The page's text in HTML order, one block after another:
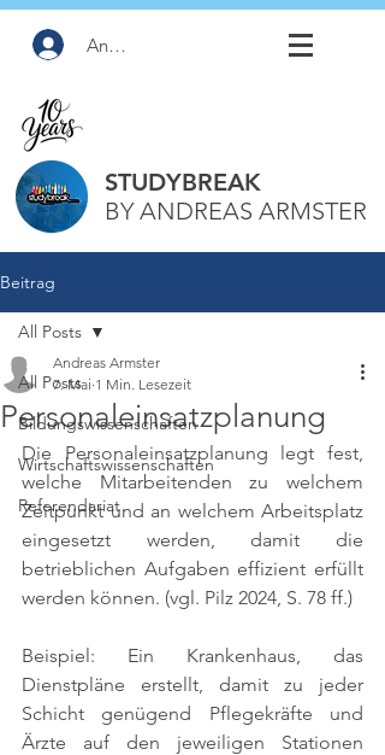
Anmelden
STUDYBREAK
BY ANDREAS ARMSTER
Beitrag
All Posts
Bildungswissenschaften
Wirtschaftswissenschaften
Referendariat
All Posts
Personaleinsatzplanung
Andreas Armster
7. Mai 1 Min. Lesezeit
Die Personaleinsatzplanung legt fest,
welche Mitarbeitenden zu welchem
Zeitpunkt und an welchem Arbeitsplatz
eingesetzt werden, damit die
betrieblichen Aufgaben effizient erfüllt
werden können. (vgl. Pilz 2024, S. 78 ff.)
Beispiel: Ein Krankenhaus, das
Dienstpläne erstellt, damit zu jeder
Schicht genügend Pflegekräfte und
Ärzte auf den jeweiligen Stationen